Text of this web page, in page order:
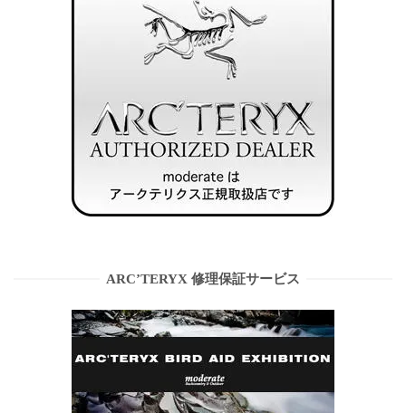
ARC’TERYX 修理保証サービス